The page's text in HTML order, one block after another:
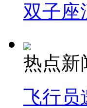
双子座
热点新
飞行员